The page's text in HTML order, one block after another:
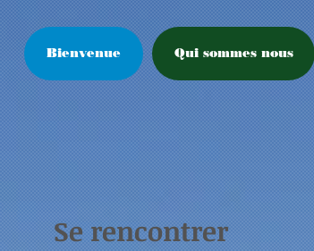
Bienvenue Qui sommes nous
Se rencontrer